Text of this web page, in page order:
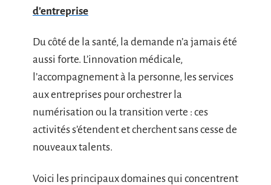
d'entreprise
Du côté de la santé, la demande n’a jamais été
aussi forte. L’innovation médicale,
l’accompagnement à la personne, les services
aux entreprises pour orchestrer la
numérisation ou la transition verte : ces
activités s’étendent et cherchent sans cesse de
nouveaux talents.
Voici les principaux domaines qui concentrent